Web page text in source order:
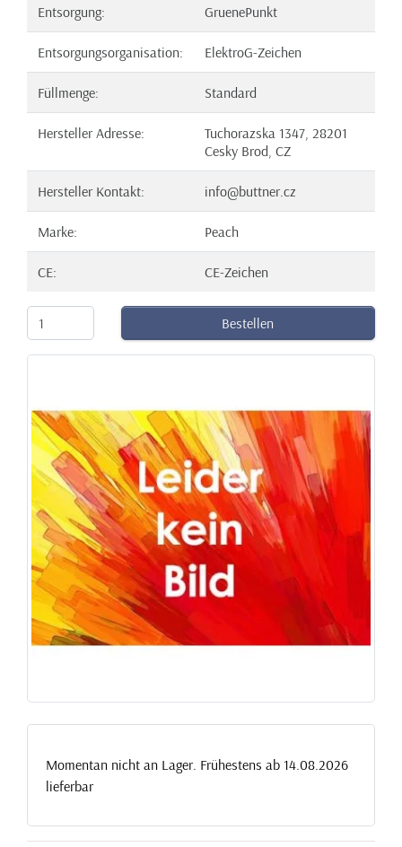
Entsorgung: GruenePunkt
Entsorgungsorganisation: ElektroG-Zeichen
Füllmenge: Standard
Hersteller Adresse:
Tuchorazska 1347, 28201
Cesky Brod, CZ
Hersteller Kontakt: info@buttner.cz
Marke: Peach
CE: CE-Zeichen
Bestellen
Momentan nicht an Lager. Frühestens ab 14.08.2026
lieferbar